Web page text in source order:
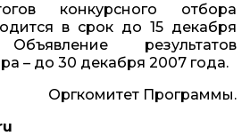
конкурсного отбора
в срок до 15 декабря
результатов
– до 30 декабря 2007 года.
Оргкомитет Программы.